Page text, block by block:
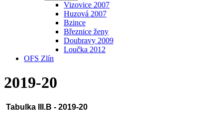
Vizovice 2007
Huzová 2007
Bzince
Březnice ženy
Doubravy 2009
Loučka 2012
OFS Zlín
2019-20
Tabulka III.B - 2019-20